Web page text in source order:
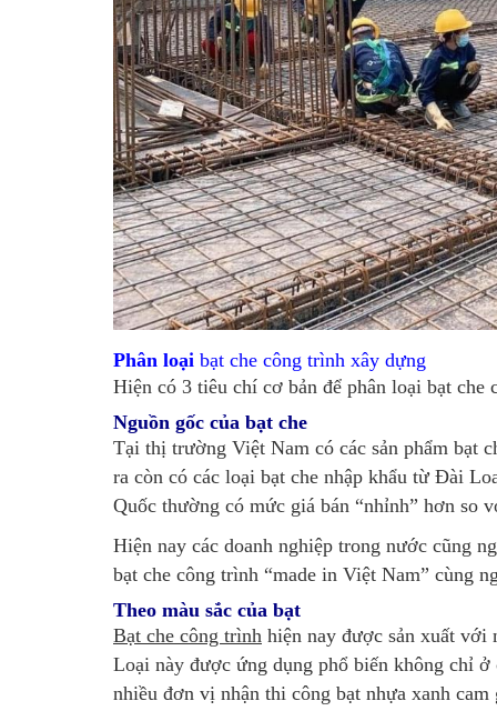
Phân loại bạt che công trình xây dựng
Hiện có 3 tiêu chí cơ bản để phân loại bạt
Nguồn gốc của bạt che
Tại thị trường Việt Nam có các sản phẩm bạt
ra còn có các loại bạt che nhập khẩu từ Đài
Quốc thường có mức giá bán “nhỉnh” hơn so
Hiện nay các doanh nghiệp trong nước cũng
bạt che công trình “made in Việt Nam” cùng
Theo màu sắc của bạt
Bạt che công trình hiện nay được sản xuất với
Loại này được ứng dụng phổ biến không chỉ
nhiều đơn vị nhận thi công bạt nhựa xanh cam